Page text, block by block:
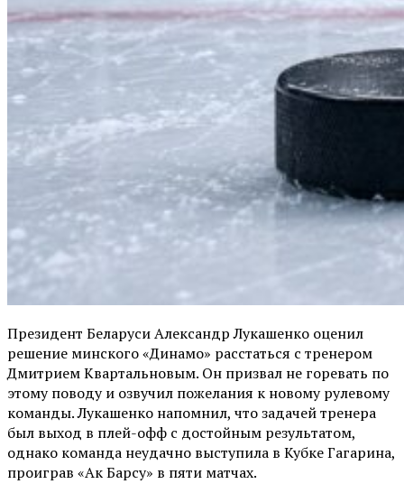
Президент Беларуси Александр Лукашенко оценил
решение минского «Динамо» расстаться с тренером
Дмитрием Квартальновым. Он призвал не горевать по
этому поводу и озвучил пожелания к новому рулевому
команды. Лукашенко напомнил, что задачей тренера
был выход в плей-офф с достойным результатом,
однако команда неудачно выступила в Кубке Гагарина,
проиграв «Ак Барсу» в пяти матчах.